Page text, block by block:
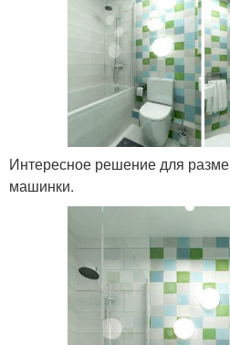
Интересное решение для
машинки.